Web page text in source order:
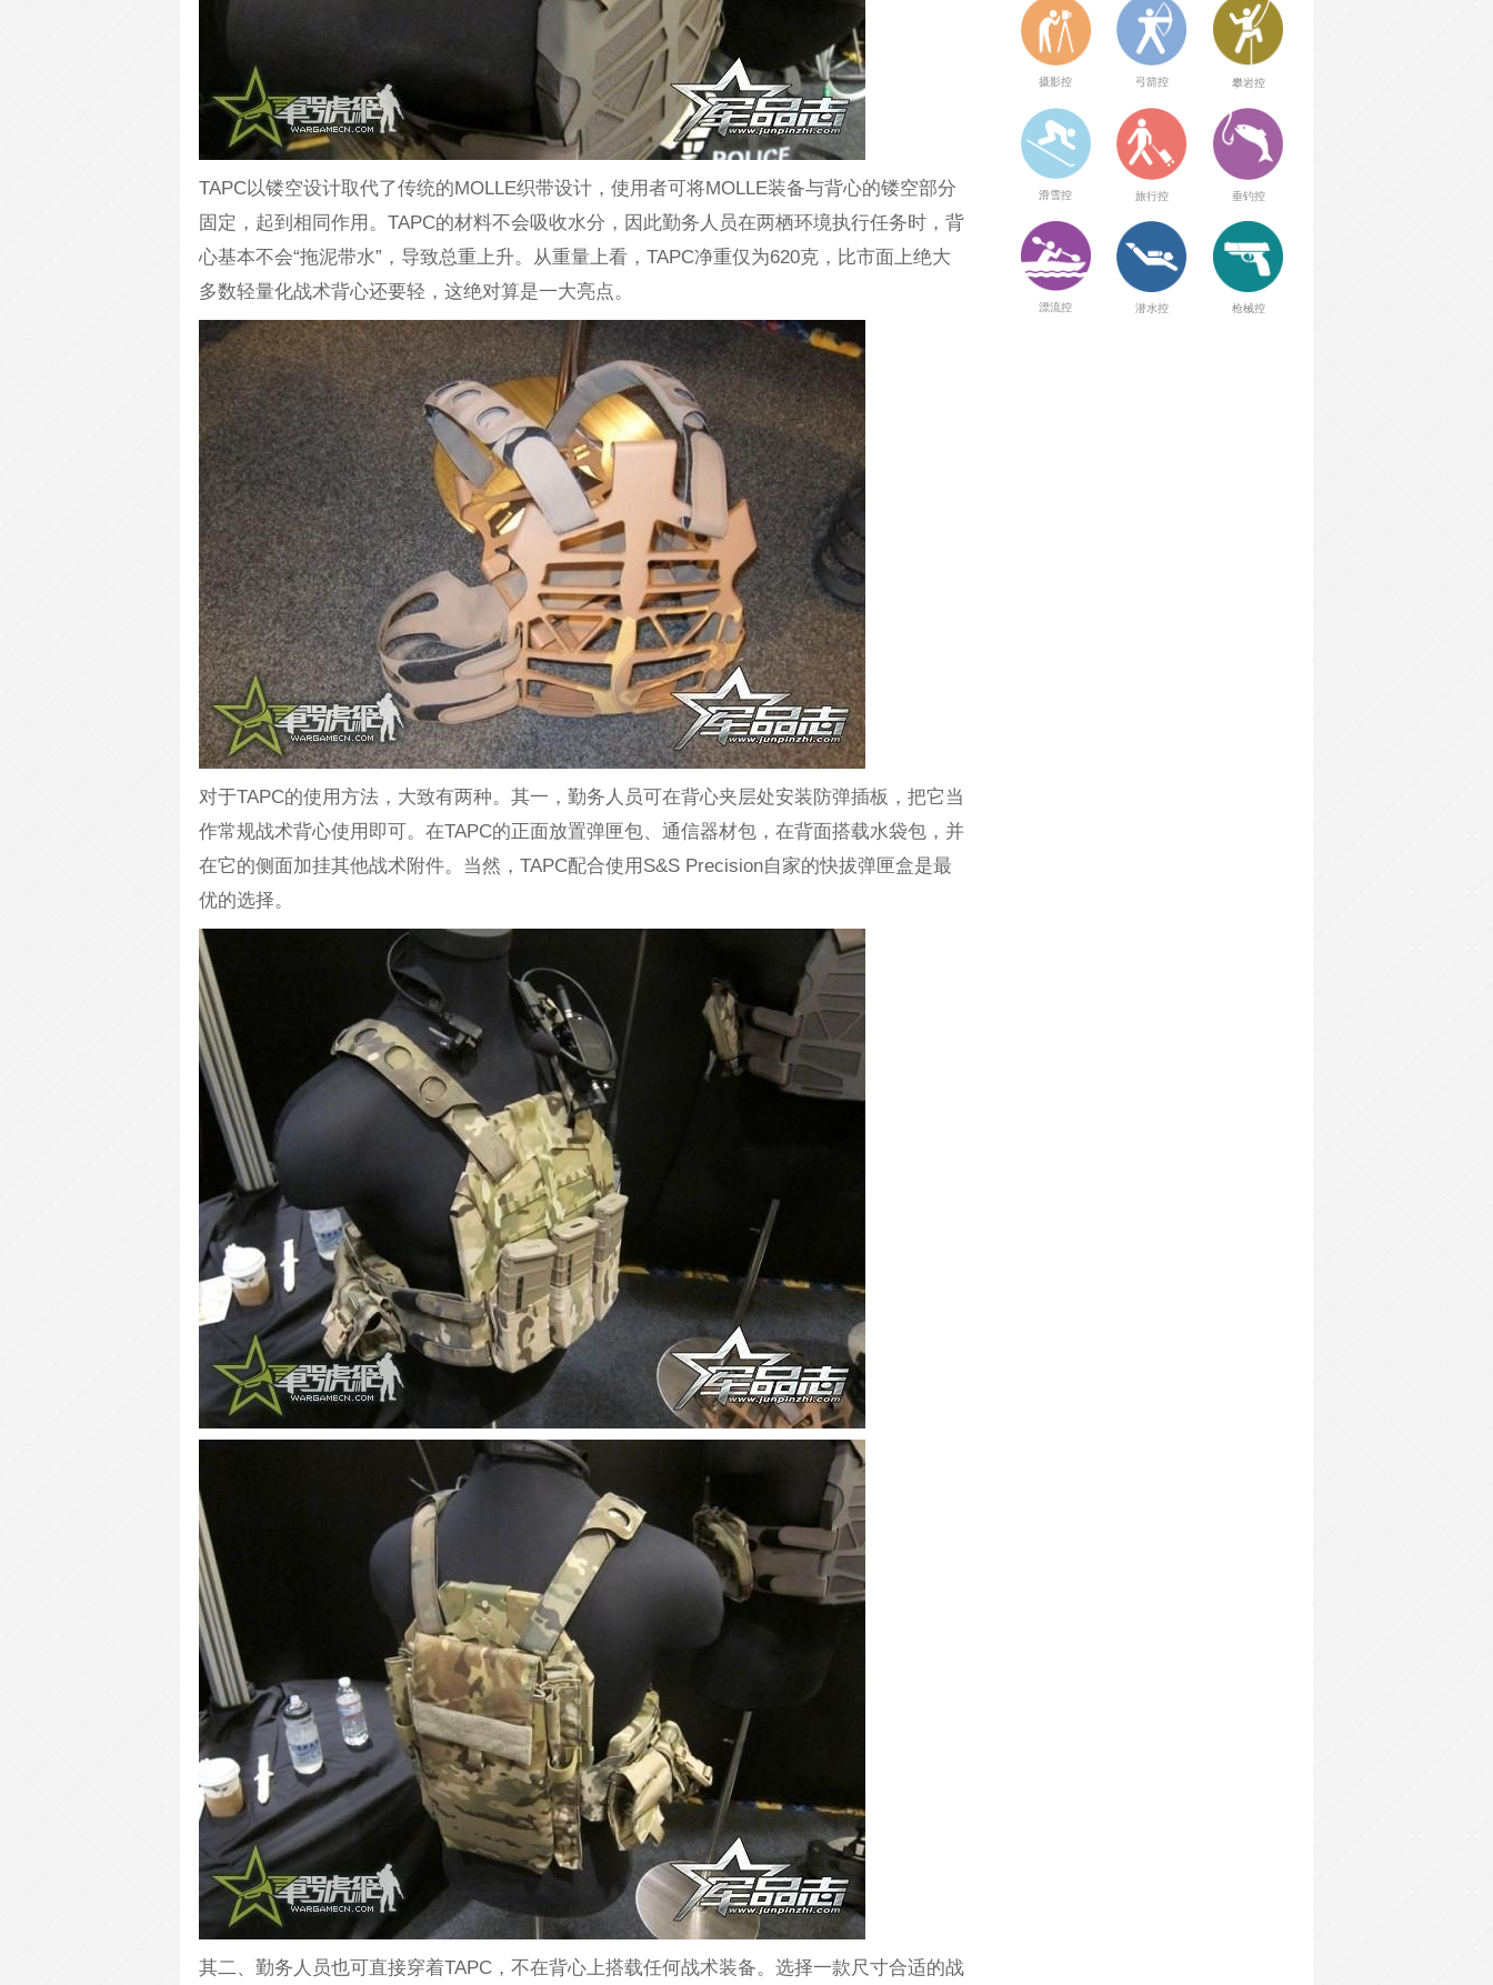
TAPC以镂空设计取代了传统的MOLLE织带设计，使用者可将MOLLE装备与背心的镂空部分
固定，起到相同作用。TAPC的材料不会吸收水分，因此勤务人员在两栖环境执行任务时，背
心基本不会“拖泥带水”，导致总重上升。从重量上看，TAPC净重仅为620克，比市面上绝大
多数轻量化战术背心还要轻，这绝对算是一大亮点。
对于TAPC的使用方法，大致有两种。其一，勤务人员可在背心夹层处安装防弹插板，把它当
作常规战术背心使用即可。在TAPC的正面放置弹匣包、通信器材包，在背面搭载水袋包，并
在它的侧面加挂其他战术附件。当然，TAPC配合使用S&S Precision自家的快拔弹匣盒是最
优的选择。
其二、勤务人员也可直接穿着TAPC，不在背心上搭载任何战术装备。选择一款尺寸合适的战
摄影控 弓箭控 攀岩控
滑雪控 旅行控 垂钓控
漂流控 潜水控 枪械控